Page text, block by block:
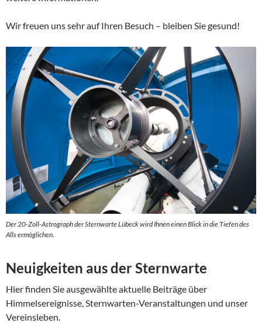
Wir freuen uns sehr auf Ihren Besuch – bleiben Sie gesund!
Der 20-Zoll-Astrograph der Sternwarte Lübeck wird Ihnen einen Blick in die Tiefen des
Alls ermöglichen.
Neuigkeiten aus der Sternwarte
Hier finden Sie ausgewählte aktuelle Beiträge über
Himmelsereignisse, Sternwarten-Veranstaltungen und unser
Vereinsleben.